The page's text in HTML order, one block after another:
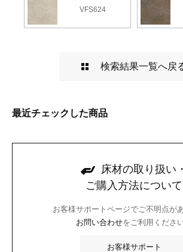
VFS624
検索結果一覧へ戻
最近チェックした商品
床材の取り扱い・
ご購入方法について
お客様サポートページでご不明点があ
お問い合わせをご利用ください
お客様サポート